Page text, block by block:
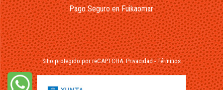
Pago Seguro en Fuikaomar
Sitio protegido por reCAPTCHA.Privacidad-Términos